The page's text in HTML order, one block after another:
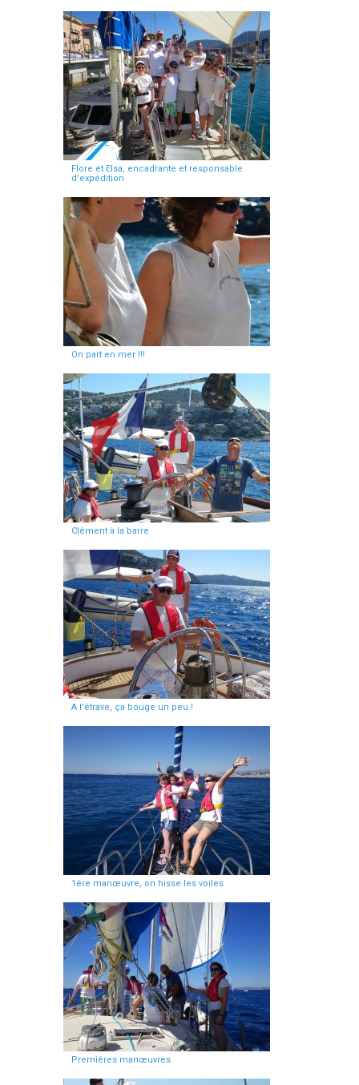
Flore et Elsa, encadrante et responsable
d’expédition
On part en mer !!!
Clément à la barre
A l’étrave, ça bouge un peu !
1ère manœuvre, on hisse les voiles
Premières manœuvres